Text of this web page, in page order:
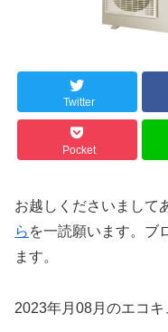
Twitter
Pocket
お越しくださいまして
ら を一読願います。ブ
ます。
2023年月08月のエコキ